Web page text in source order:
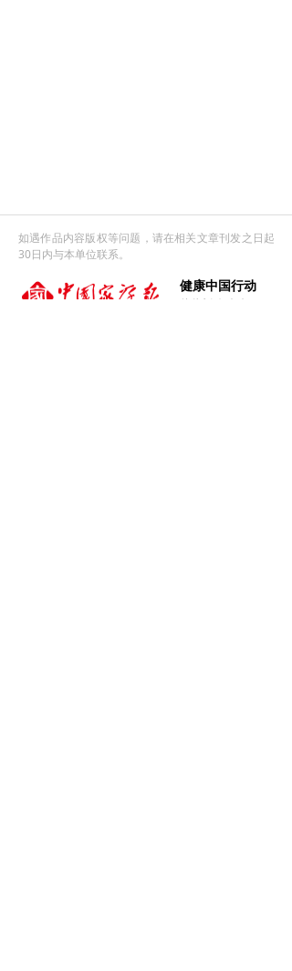
如遇作品内容版权等问题，请在相关文章刊发之日起
30日内与本单位联系。
健康中国行动